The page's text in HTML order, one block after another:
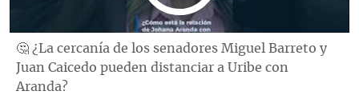
🤔 ¿La cercanía de los senadores Miguel Barreto y
Juan Caicedo pueden distanciar a Uribe con
Aranda?